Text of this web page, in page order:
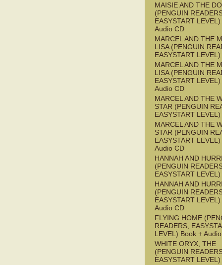
MAISIE AND THE
(PENGUIN
EASYSTART
Audio CD
MARCEL AND THE
LISA (PENGUIN
EASYSTART
MARCEL AND THE
LISA (PENGUIN
EASYSTART
Audio CD
MARCEL AND THE
STAR (PENGUIN
EASYSTART
MARCEL AND THE
STAR (PENGUIN
EASYSTART
Audio CD
HANNAH AND
(PENGUIN
EASYSTART
HANNAH AND
(PENGUIN
EASYSTART
Audio CD
FLYING HOME
READERS,
LEVEL) Book +
WHITE ORYX, THE
(PENGUIN
EASYSTART